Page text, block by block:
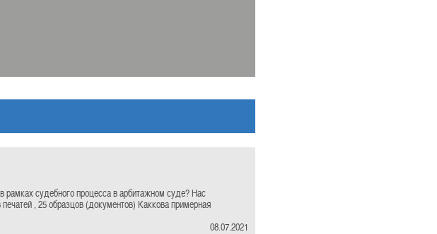
рамках судебного процесса в арбитажном суде? Нас
, 25 образцов (документов) Каккова примерная
08.07.2021